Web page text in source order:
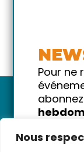
Nous
Pour ne
!